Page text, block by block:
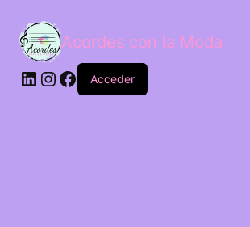
Acordes con la Moda
Acceder